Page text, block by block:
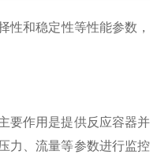
性和稳定性等性能参数，
要作用是提供反应容器并
力、流量等参数进行监控